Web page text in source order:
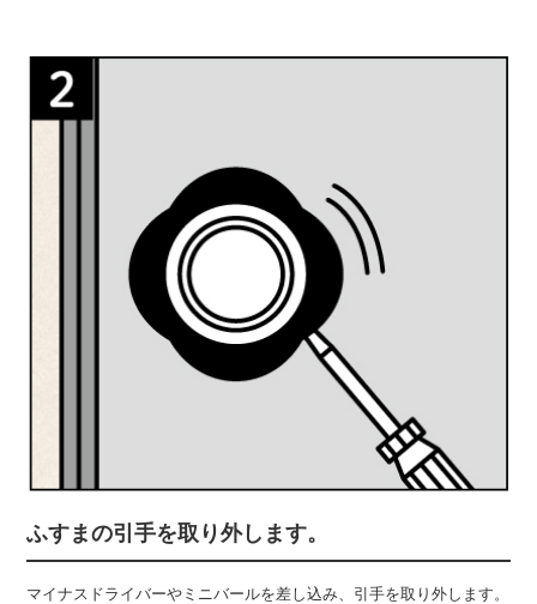
ふすまの引手を取り外します。
マイナスドライバーやミニバールを差し込み、引手を取り外します。